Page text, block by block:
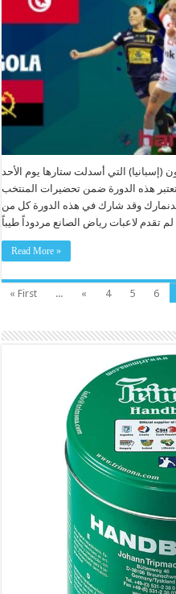
التي أسدلت ستارها يوم الأحد
الرابع وتعتبر هذه الدورة ضمن تحضيرات المنتخب
وقد شارك في هذه الدورة كل من
Read More »
« First ... « 4 5 6